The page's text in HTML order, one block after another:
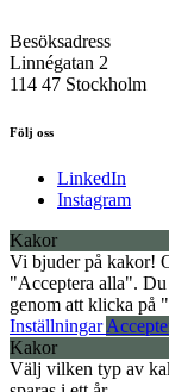
Besöksadress
Linnégatan 2
114 47 Stockholm
Följ oss
LinkedIn
Instagram
Kakor
Vi bjuder på kakor!
"Acceptera alla".
genom att klicka på
Inställningar
Kakor
Välj vilken typ av